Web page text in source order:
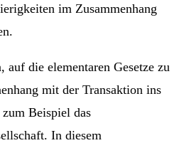
im Zusammenhang
auf die elementaren Gesetze zu
mit der Transaktion ins
Beispiel das
In diesem